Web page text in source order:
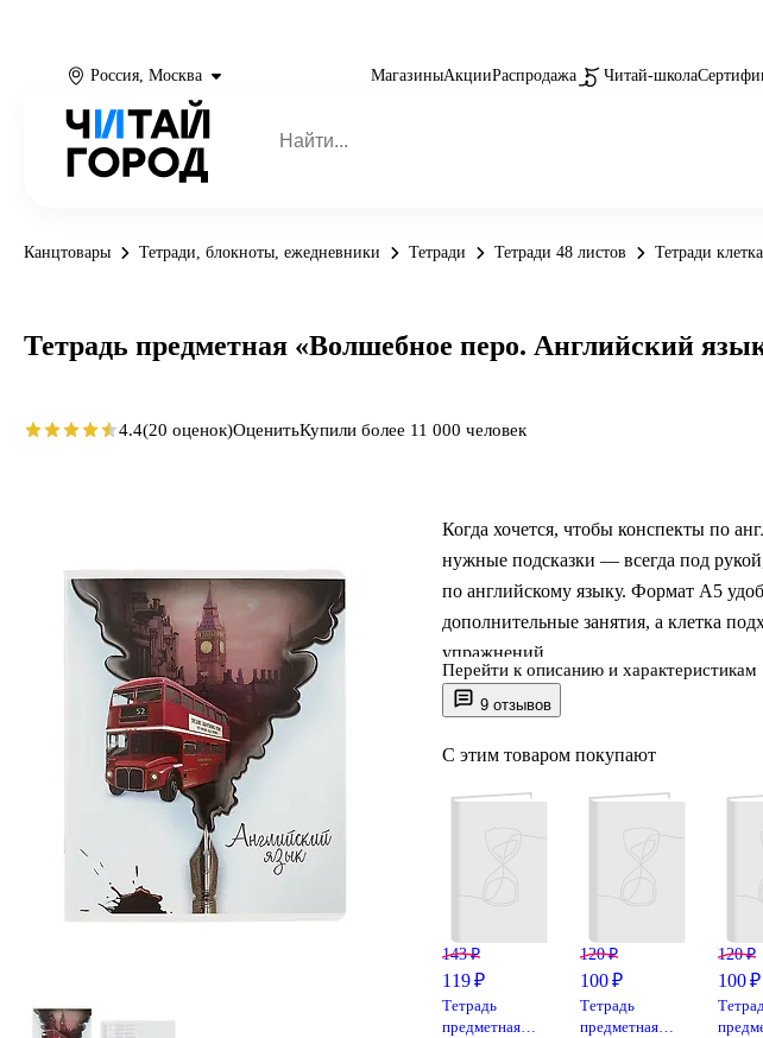
Россия, Москва МагазиныАкцииРаспродажа Читай-школа
Канцтовары Тетради, блокноты, ежедневники Тетради Тетради 48 листов Тетради
9 отзывов
Когда хочется, чтобы конспекты по
нужные подсказки — всегда под
по английскому языку. Формат А5
дополнительные занятия, а клетка
упражнений.
Обложка с печатью по фольге и
выразительно и лучше переносит
правила во время работы. Тетрадь
Перейти к описанию и характеристикам
С этим товаром покупают
143 ₽
119 ₽
Тетрадь
предметная
120 ₽
100 ₽
Тетрадь
предметная
120 ₽
100 ₽
Тетрадь предметная «Волшебное перо. Английский
4.4(20 оценок)ОценитьКупили более 11 000 человек